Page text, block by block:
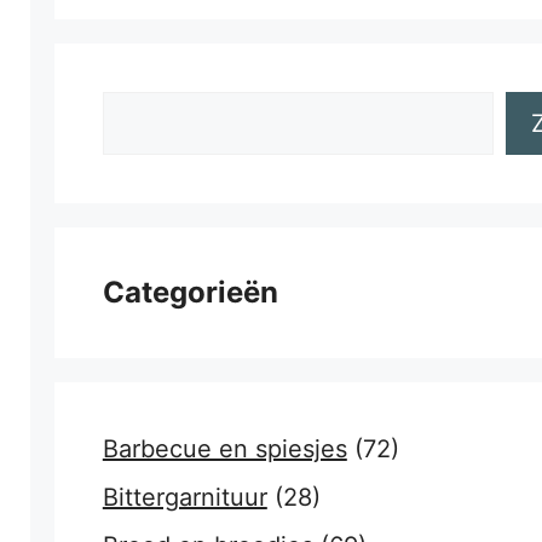
Categorieën
Barbecue en spiesjes(72)
Bittergarnituur(28)